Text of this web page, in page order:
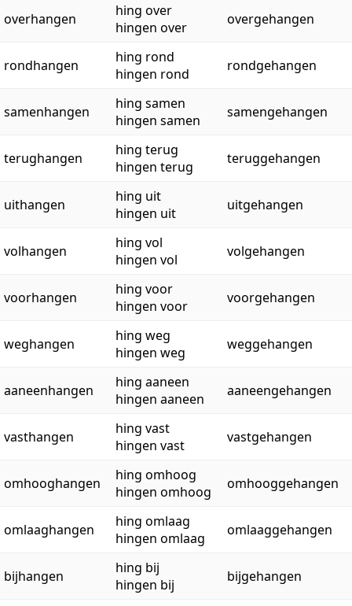
overhangen
hing over
hingen over
overgehangen
rondhangen
hing rond
hingen rond
rondgehangen
samenhangen
hing samen
hingen samen
samengehangen
terughangen
hing terug
hingen terug
teruggehangen
uithangen
hing uit
hingen uit
uitgehangen
volhangen
hing vol
hingen vol
volgehangen
voorhangen
hing voor
hingen voor
voorgehangen
weghangen
hing weg
hingen weg
weggehangen
aaneenhangen
hing aaneen
hingen aaneen
aaneengehangen
vasthangen
hing vast
hingen vast
vastgehangen
omhooghangen
hing omhoog
hingen omhoog
omhooggehangen
omlaaghangen
hing omlaag
hingen omlaag
omlaaggehangen
bijhangen
hing bij
hingen bij
bijgehangen